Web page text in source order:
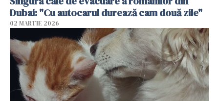
Dubai: "Cu autocarul durează cam două zile"
02 MARTIE 2026